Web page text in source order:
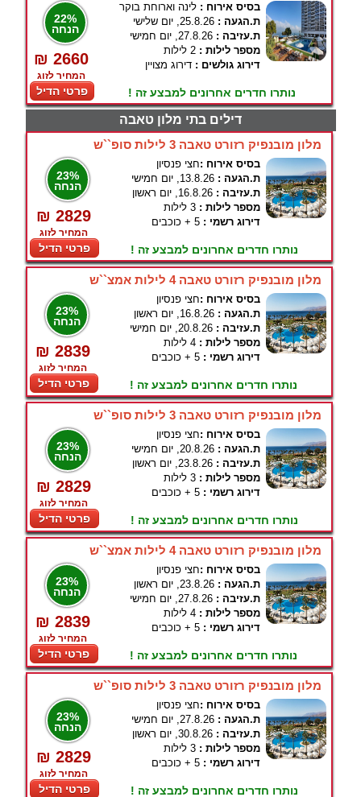
22%
הנחה
₪ 2660
המחיר לזוג
פרטי הדיל
בסיס אירוח : לינה וארוחת בוקר
ת.הגעה : 25.8.26, יום שלישי
ת.עזיבה : 27.8.26, יום חמישי
מספר לילות : 2 לילות
דירוג גולשים : דירוג מצויין
נותרו חדרים אחרונים למבצע זה !
דילים בתי מלון טאבה
מלון מובנפיק רזורט טאבה 3 לילות סופ``ש
23%
הנחה
₪ 2829
המחיר לזוג
פרטי הדיל
בסיס אירוח :חצי פנסיון
ת.הגעה : 13.8.26, יום חמישי
ת.עזיבה : 16.8.26, יום ראשון
מספר לילות : 3 לילות
דירוג רשמי : 5 + כוכבים
נותרו חדרים אחרונים למבצע זה !
מלון מובנפיק רזורט טאבה 4 לילות אמצ``ש
23%
הנחה
₪ 2839
המחיר לזוג
פרטי הדיל
בסיס אירוח :חצי פנסיון
ת.הגעה : 16.8.26, יום ראשון
ת.עזיבה : 20.8.26, יום חמישי
מספר לילות : 4 לילות
דירוג רשמי : 5 + כוכבים
נותרו חדרים אחרונים למבצע זה !
מלון מובנפיק רזורט טאבה 3 לילות סופ``ש
23%
הנחה
₪ 2829
המחיר לזוג
פרטי הדיל
בסיס אירוח :חצי פנסיון
ת.הגעה : 20.8.26, יום חמישי
ת.עזיבה : 23.8.26, יום ראשון
מספר לילות : 3 לילות
דירוג רשמי : 5 + כוכבים
נותרו חדרים אחרונים למבצע זה !
מלון מובנפיק רזורט טאבה 4 לילות אמצ``ש
23%
הנחה
₪ 2839
המחיר לזוג
פרטי הדיל
בסיס אירוח :חצי פנסיון
ת.הגעה : 23.8.26, יום ראשון
ת.עזיבה : 27.8.26, יום חמישי
מספר לילות : 4 לילות
דירוג רשמי : 5 + כוכבים
נותרו חדרים אחרונים למבצע זה !
מלון מובנפיק רזורט טאבה 3 לילות סופ``ש
23%
הנחה
₪ 2829
המחיר לזוג
פרטי הדיל
בסיס אירוח :חצי פנסיון
ת.הגעה : 27.8.26, יום חמישי
ת.עזיבה : 30.8.26, יום ראשון
מספר לילות : 3 לילות
דירוג רשמי : 5 + כוכבים
נותרו חדרים אחרונים למבצע זה !